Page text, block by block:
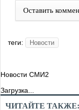
Оставить
теги: Новости
Новости СМИ2
Загрузка...
ЧИТАЙТЕ ТАКЖЕ: